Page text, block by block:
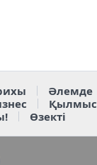
Әлемде
Қылмыс
Өзекті